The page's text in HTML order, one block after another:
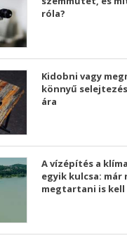
róla?
Kidobni vagy
könnyű
ára
A vízépítés a
egyik kulcsa: már
megtartani is kell